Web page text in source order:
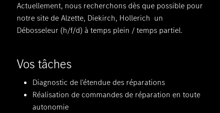
Actuellement, nous recherchons dès que possible pour
notre site de Alzette, Diekirch, Hollerich un
Débosseleur (h/f/d) à temps plein / temps partiel.
Vos tâches
Diagnostic de l'étendue des réparations
Réalisation de commandes de réparation en toute
autonomie